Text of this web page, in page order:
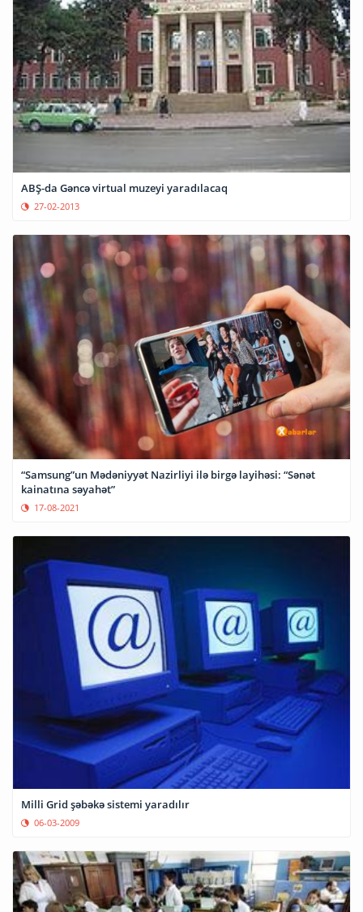
ABŞ-da Gəncə virtual muzeyi yaradılacaq
27-02-2013
“Samsung”un Mədəniyyət Nazirliyi ilə birgə layihəsi: “Sənət
kainatına səyahət”
17-08-2021
Milli Grid şəbəkə sistemi yaradılır
06-03-2009